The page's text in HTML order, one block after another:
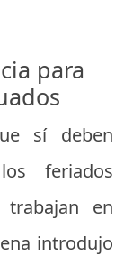
para
sí deben
feriados
trabajan en
introdujo